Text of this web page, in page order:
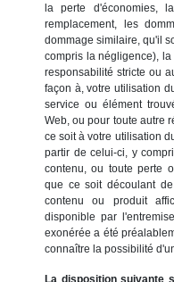
la perte d'économies,
remplacement, les
dommage similaire, qu'il
compris la négligence),
responsabilité stricte ou
façon à, votre utilisation
service ou élément
Web, ou pour toute autre
ce soit à votre utilisation
partir de celui-ci, y
contenu, ou toute perte
que ce soit découlant
contenu ou produit
disponible par
exonérée a été
connaître la possibilité
La disposition suivante